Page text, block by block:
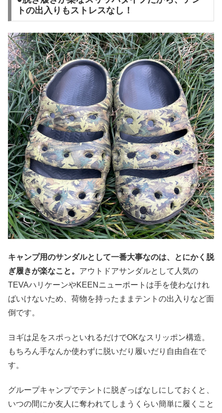
トの出入りもストレスなし！
キャンプ用のサンダルとして一番大事なのは、とにかく脱
ぎ履きが楽なこと。 アウトドアサンダルとして人気の
TEVAハリケーンやKEENニューポートは手を使わなけれ
ばいけないため、荷物を持ったままテントの出入りなど面
倒です。
ヨギは足をスポっといれるだけでOKなスリッポン構造。
もちろん手なんか使わずに脱いだり履いだり自由自在で
す。
グループキャンプでテントに脱ぎっぱなしにしておくと、
いつの間にか友人に奪われてしまうくらい簡単に履くこと